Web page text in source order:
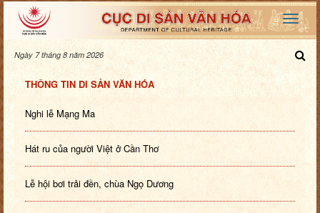
Ngày 7 tháng 8 năm 2026
THÔNG TIN DI SẢN VĂN HÓA
Nghi lễ Mạng Ma
Hát ru của người Việt ở Cần Thơ
Lễ hội bơi trải đền, chùa Ngọ Dương